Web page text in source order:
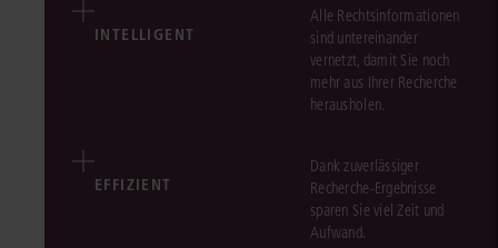
INTELLIGENT
Alle Rechtsinformationen
sind untereinander
vernetzt, damit Sie noch
mehr aus Ihrer Recherche
herausholen.
EFFIZIENT
Dank zuverlässiger
Recherche-Ergebnisse
sparen Sie viel Zeit und
Aufwand.